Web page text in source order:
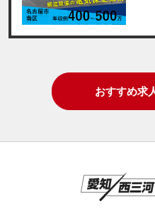
おすすめ求